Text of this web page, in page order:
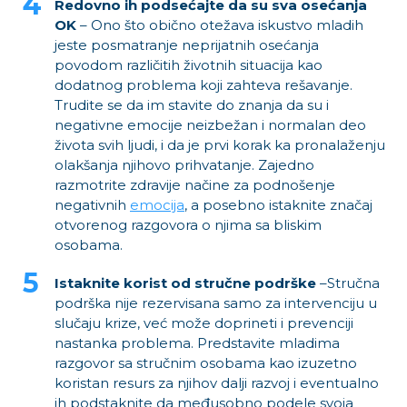
Redovno ih podsećajte da su sva osećanja
OK – Ono što obično otežava iskustvo mladih
jeste posmatranje neprijatnih osećanja
povodom različitih životnih situacija kao
dodatnog problema koji zahteva rešavanje.
Trudite se da im stavite do znanja da su i
negativne emocije neizbežan i normalan deo
života svih ljudi, i da je prvi korak ka pronalaženju
olakšanja njihovo prihvatanje. Zajedno
razmotrite zdravije načine za podnošenje
negativnih emocija, a posebno istaknite značaj
otvorenog razgovora o njima sa bliskim
osobama.
Istaknite korist od stručne podrške –Stručna
podrška nije rezervisana samo za intervenciju u
slučaju krize, već može doprineti i prevenciji
nastanka problema. Predstavite mladima
razgovor sa stručnim osobama kao izuzetno
koristan resurs za njihov dalji razvoj i eventualno
ih podstaknite da međusobno podele svoja